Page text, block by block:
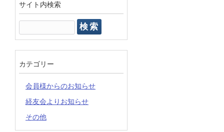
サイト内検索
索:
カテゴリー
会員様からのお知らせ
経友会よりお知らせ
その他